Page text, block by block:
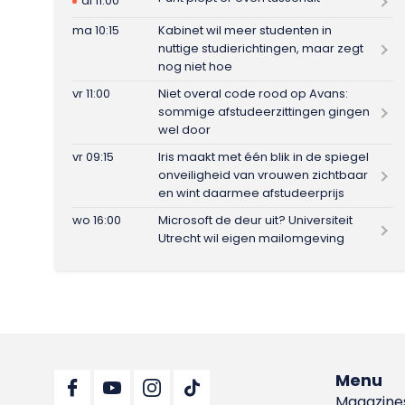
ma 10:15
Kabinet wil meer studenten in
nuttige studierichtingen, maar zegt
nog niet hoe
vr 11:00
Niet overal code rood op Avans:
sommige afstudeerzittingen gingen
wel door
vr 09:15
Iris maakt met één blik in de spiegel
onveiligheid van vrouwen zichtbaar
en wint daarmee afstudeerprijs
wo 16:00
Microsoft de deur uit? Universiteit
Utrecht wil eigen mailomgeving
Menu